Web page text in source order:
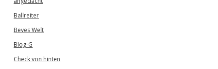
Ballreiter
Beves Welt
Blog-G
Check von hinten